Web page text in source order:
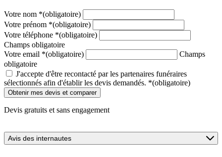
Votre nom *(obligatoire)
Votre prénom *(obligatoire)
Votre téléphone *(obligatoire)
Champs obligatoire
Votre email *(obligatoire)
Champs
obligatoire
J'accepte d'être recontacté par les partenaires funéraires
sélectionnés afin d'établir les devis demandés. *(obligatoire)
Devis gratuits et sans engagement
Avis des internautes